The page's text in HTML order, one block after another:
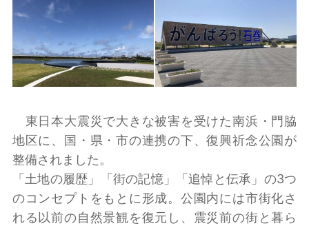
東日本大震災で大きな被害を受けた南浜・門脇
地区に、国・県・市の連携の下、復興祈念公園が
整備されました。
「土地の履歴」「街の記憶」「追悼と伝承」の3つ
のコンセプトをもとに形成。公園内には市街化さ
れる以前の自然景観を復元し、震災前の街と暮ら